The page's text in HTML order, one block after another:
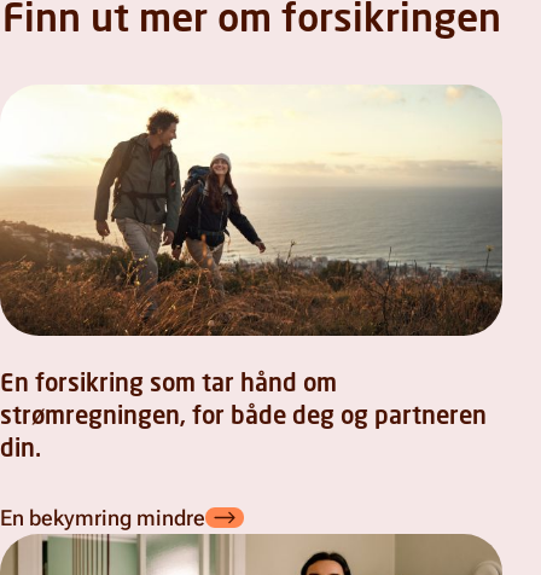
Finn ut mer om forsikringen
En forsikring som tar hånd om
strømregningen, for både deg og partneren
din.
En bekymring mindre